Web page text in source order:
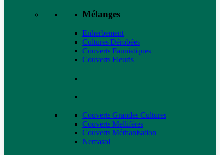
Mélanges
Enherbement
Cultures Dérobées
Couverts Faunistiques
Couverts Fleuris
Couverts Grandes Cultures
Couverts Mellifères
Couverts Méthanisation
Nemasol